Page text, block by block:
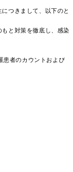
つきまして、以下のと
と対策を徹底し、感染
者のカウントおよび